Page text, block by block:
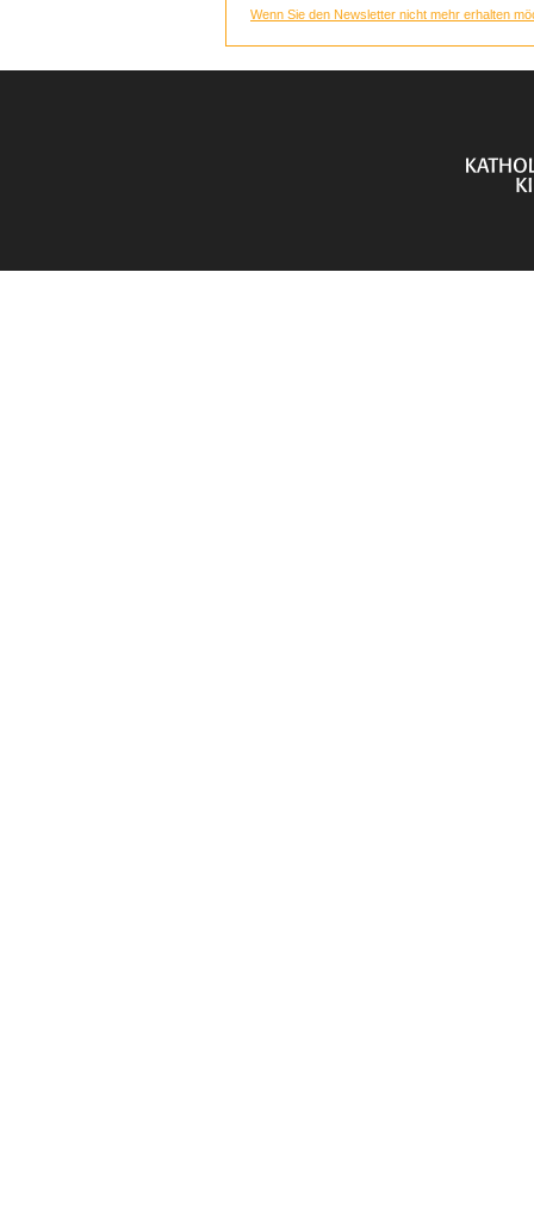
Wenn Sie den Newsletter nicht mehr erhalten